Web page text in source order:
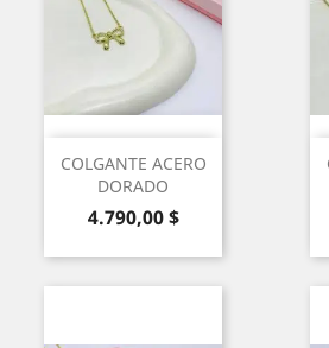
COLGANTE ACERO
DORADO
Precio
4.790,00 $